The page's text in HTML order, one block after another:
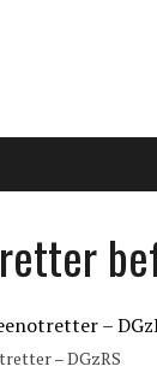
– DGzRS